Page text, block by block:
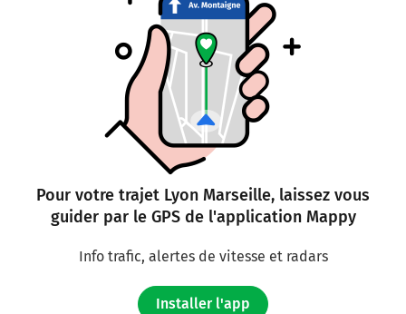
Pour votre trajet Lyon Marseille, laissez vous
guider par le GPS de l'application Mappy
Info trafic, alertes de vitesse et radars
Installer l'app